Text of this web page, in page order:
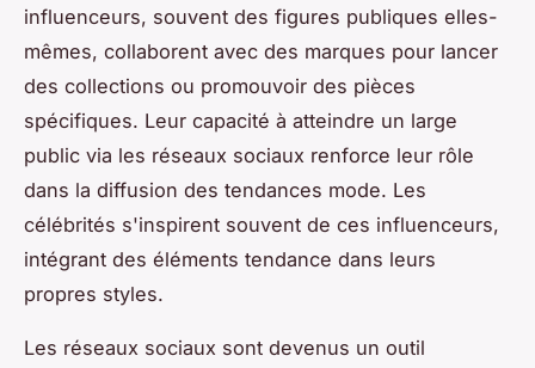
influenceurs, souvent des figures publiques elles-
mêmes, collaborent avec des marques pour lancer
des collections ou promouvoir des pièces
spécifiques. Leur capacité à atteindre un large
public via les réseaux sociaux renforce leur rôle
dans la diffusion des tendances mode. Les
célébrités s'inspirent souvent de ces influenceurs,
intégrant des éléments tendance dans leurs
propres styles.
Les réseaux sociaux sont devenus un outil